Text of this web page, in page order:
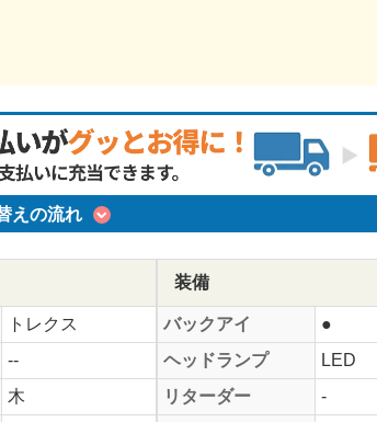
えの流れ
トレクス
--
木
装備
バックアイ
●
ヘッドランプ
LED
リターダー
-